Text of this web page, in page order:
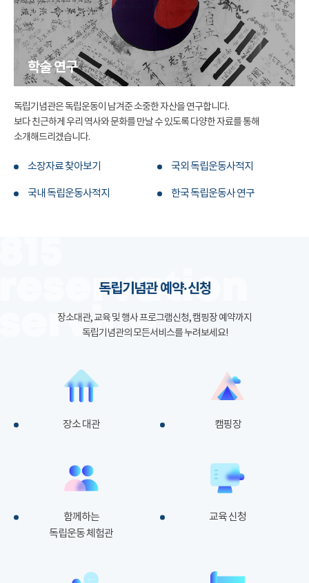
학술 연구
독립기념관은 독립운동이 남겨준 소중한 자산을 연구합니다.
보다 친근하게 우리 역사와 문화를 만날 수 있도록 다양한 자료를 통해
소개해드리겠습니다.
소장자료 찾아보기 국외 독립운동사적지
국내 독립운동사적지 한국 독립운동사 연구
독립기념관 예약·신청
장소대관, 교육 및 행사 프로그램신청, 캠핑장 예약까지
독립기념관의 모든서비스를 누려보세요!
장소 대관 캠핑장
함께하는
독립운동 체험관
교육 신청